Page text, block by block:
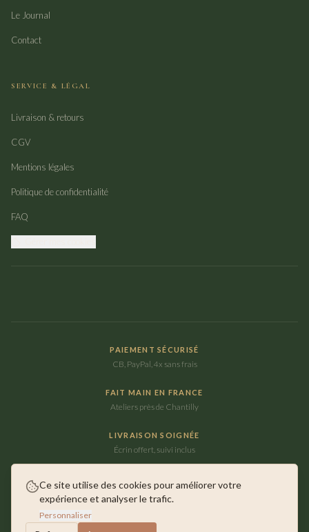
Le Journal
Contact
SERVICE & LÉGAL
Livraison & retours
CGV
Mentions légales
Politique de confidentialité
FAQ
PAIEMENT SÉCURISÉ
CB, PayPal, 4x sans frais
FAIT MAIN EN FRANCE
Ateliers près de Chantilly
LIVRAISON SOIGNÉE
Écrin offert, suivi inclus
Faits main près de Chantilly
Ce site utilise des cookies pour améliorer votre
expérience et analyser le trafic.
Personnaliser